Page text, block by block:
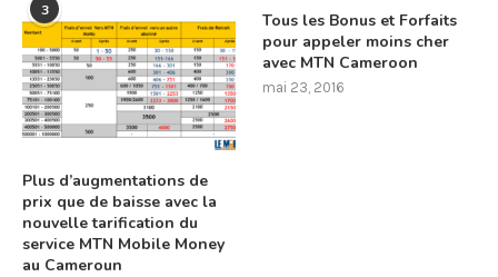
3
Plus d’augmentations de
prix que de baisse avec la
nouvelle tarification du
service MTN Mobile Money
au Cameroun
Tous les Bonus et Forfaits
pour appeler moins cher
avec MTN Cameroon
mai 23, 2016